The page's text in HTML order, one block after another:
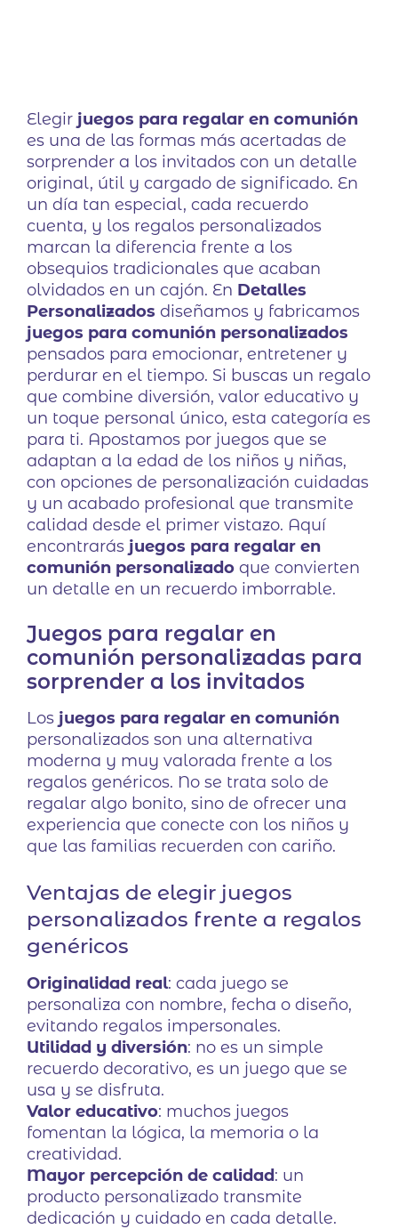
Elegir juegos para regalar en comunión
es una de las formas más acertadas de
sorprender a los invitados con un detalle
original, útil y cargado de significado. En
un día tan especial, cada recuerdo
cuenta, y los regalos personalizados
marcan la diferencia frente a los
obsequios tradicionales que acaban
olvidados en un cajón. En Detalles
Personalizados diseñamos y fabricamos
juegos para comunión personalizados
pensados para emocionar, entretener y
perdurar en el tiempo. Si buscas un regalo
que combine diversión, valor educativo y
un toque personal único, esta categoría es
para ti. Apostamos por juegos que se
adaptan a la edad de los niños y niñas,
con opciones de personalización cuidadas
y un acabado profesional que transmite
calidad desde el primer vistazo. Aquí
encontrarás juegos para regalar en
comunión personalizado que convierten
un detalle en un recuerdo imborrable.
Juegos para regalar en
comunión personalizadas para
sorprender a los invitados
Los juegos para regalar en comunión
personalizados son una alternativa
moderna y muy valorada frente a los
regalos genéricos. No se trata solo de
regalar algo bonito, sino de ofrecer una
experiencia que conecte con los niños y
que las familias recuerden con cariño.
Ventajas de elegir juegos
personalizados frente a regalos
genéricos
Originalidad real: cada juego se
personaliza con nombre, fecha o diseño,
evitando regalos impersonales.
Utilidad y diversión: no es un simple
recuerdo decorativo, es un juego que se
usa y se disfruta.
Valor educativo: muchos juegos
fomentan la lógica, la memoria o la
creatividad.
Mayor percepción de calidad: un
producto personalizado transmite
dedicación y cuidado en cada detalle.